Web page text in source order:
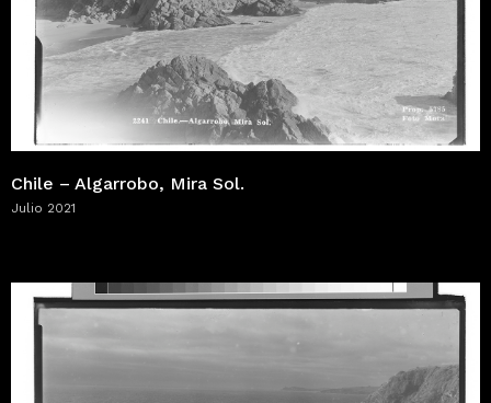
Chile – Algarrobo, Mira Sol.
Julio 2021